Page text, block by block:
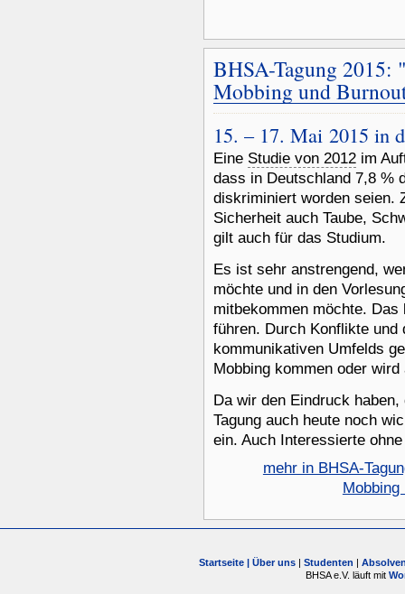
BHSA-Tagung 2015:
Mobbing und
15. – 17. Mai 2015 in
Eine Studie von 2012 im
dass in Deutschland 7,8 %
diskriminiert worden seien.
Sicherheit auch Taube,
gilt auch für das Studium.
Es ist sehr anstrengend,
möchte und in den
mitbekommen möchte.
führen. Durch Konflikte
kommunikativen Umfelds
Mobbing kommen oder
Da wir den Eindruck
Tagung auch heute noch
ein. Auch Interessierte
mehr in BHSA-
Startseite | Über uns| Studenten |
BHSA e.V. läuft mit